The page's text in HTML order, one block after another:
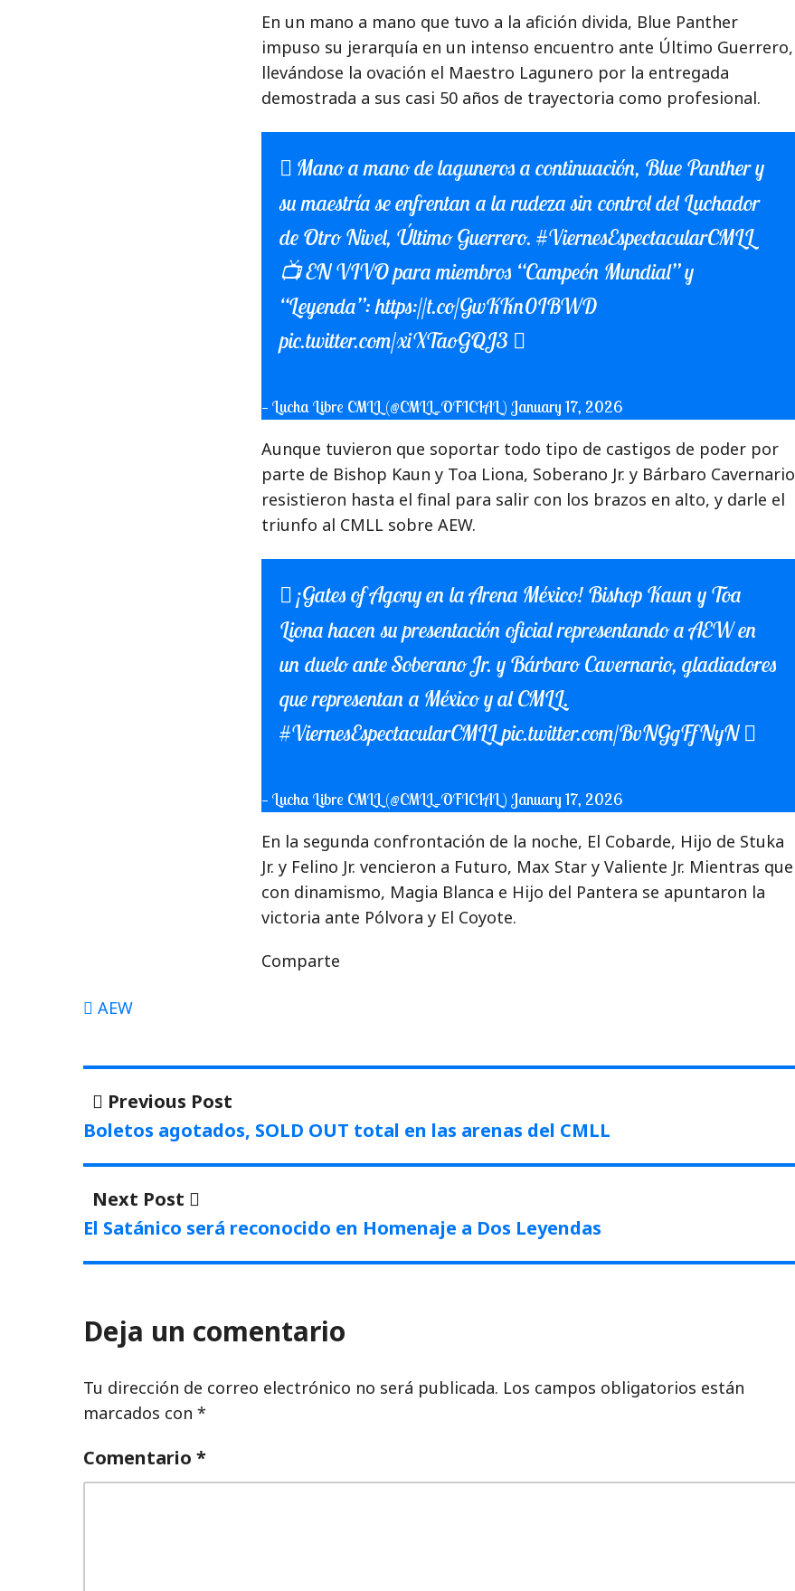
En un mano a mano que tuvo a la afición divida, Blue Panther
impuso su jerarquía en un intenso encuentro ante Último Guerrero,
llevándose la ovación el Maestro Lagunero por la entregada
demostrada a sus casi 50 años de trayectoria como profesional.
Mano a mano de laguneros a continuación, Blue Panther y
su maestría se enfrentan a la rudeza sin control del Luchador
de Otro Nivel, Último Guerrero.#ViernesEspectacularCMLL
📺 EN VIVO para miembros “Campeón Mundial” y
“Leyenda”:https://t.co/GwKKn0IBWD
pic.twitter.com/xiXTaoGQJ3
— Lucha Libre CMLL (@CMLL_OFICIAL)January 17, 2026
Aunque tuvieron que soportar todo tipo de castigos de poder por
parte de Bishop Kaun y Toa Liona, Soberano Jr. y Bárbaro Cavernario
resistieron hasta el final para salir con los brazos en alto, y darle el
triunfo al CMLL sobre AEW.
¡Gates of Agony en la Arena México! Bishop Kaun y Toa
Liona hacen su presentación oficial representando a AEW en
un duelo ante Soberano Jr. y Bárbaro Cavernario, gladiadores
que representan a México y al CMLL.
#ViernesEspectacularCMLLpic.twitter.com/BvNGgFfNyN
— Lucha Libre CMLL (@CMLL_OFICIAL)January 17, 2026
En la segunda confrontación de la noche, El Cobarde, Hijo de Stuka
Jr. y Felino Jr. vencieron a Futuro, Max Star y Valiente Jr. Mientras que
con dinamismo, Magia Blanca e Hijo del Pantera se apuntaron la
victoria ante Pólvora y El Coyote.
Comparte
AEW
Navegación
de
entradas
Previous Post
post:
Boletos agotados, SOLD OUT total en las arenas del CMLL
Next Post
post:
El Satánico será reconocido en Homenaje a Dos Leyendas
Deja un comentario
Tu dirección de correo electrónico no será publicada. Los campos obligatorios están
marcados con *
Comentario *